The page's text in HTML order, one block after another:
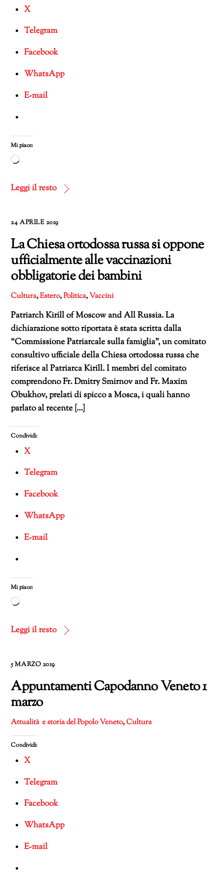
X
Telegram
Facebook
WhatsApp
E-mail
Mi piace:
Caricamento
corso…
Leggi il resto
24 APRILE 2019
La Chiesa ortodossa russa si oppone
ufficialmente alle vaccinazioni
obbligatorie dei bambini
Cultura,Estero,Politica,Vaccini
Patriarch Kirill of Moscow and All Russia. La
dichiarazione sotto riportata è stata scritta dalla
“Commissione Patriarcale sulla famiglia”, un comitato
consultivo ufficiale della Chiesa ortodossa russa che
riferisce al Patriarca Kirill. I membri del comitato
comprendono Fr. Dmitry Smirnov and Fr. Maxim
Obukhov, prelati di spicco a Mosca, i quali hanno
parlato al recente […]
Condividi:
X
Telegram
Facebook
WhatsApp
E-mail
Mi piace:
Caricamento
corso…
Leggi il resto
5 MARZO 2019
Appuntamenti Capodanno Veneto 1
marzo
Attualità e storia del Popolo Veneto,Cultura
Condividi:
X
Telegram
Facebook
WhatsApp
E-mail